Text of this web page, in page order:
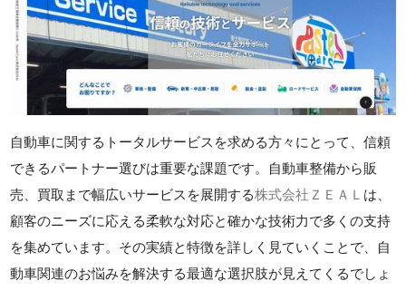
自動車に関するトータルサービスを求める方々にとって、信頼
できるパートナー選びは重要な課題です。自動車整備から販
売、買取まで幅広いサービスを展開する株式会社ＺＥＡＬ は、
顧客のニーズに応える柔軟な対応と確かな技術力で多くの支持
を集めています。その実績と特徴を詳しく見ていくことで、自
動車関連のお悩みを解決する最適な選択肢が見えてくるでしょ